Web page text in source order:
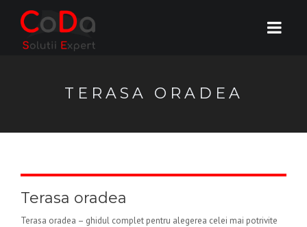
TERASA ORADEA
Terasa oradea
Terasa oradea – ghidul complet pentru alegerea celei mai potrivite